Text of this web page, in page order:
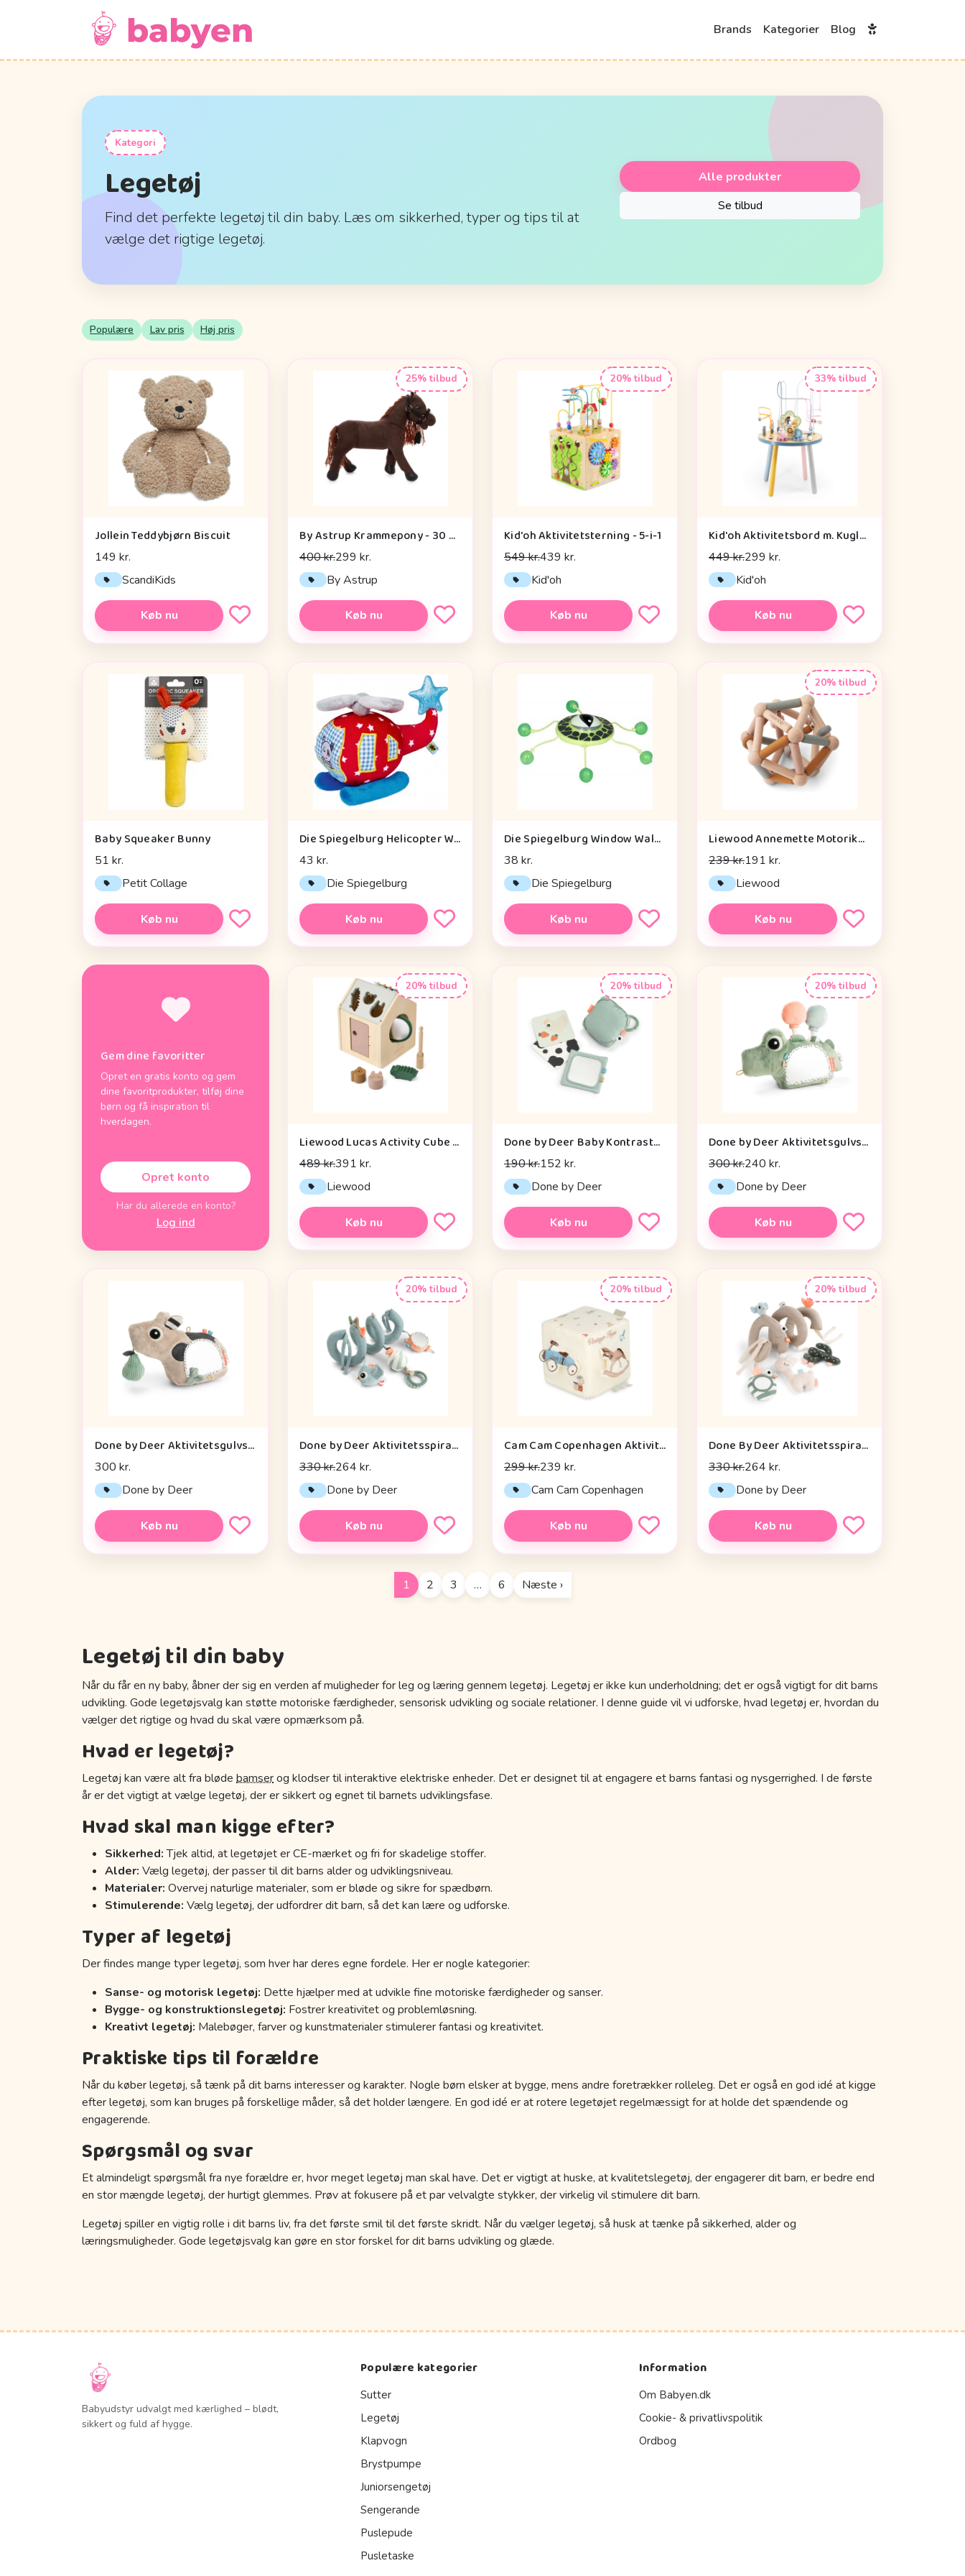
Brands Kategorier Blog
Kategori
Legetøj
Find det perfekte legetøj til din baby. Læs om sikkerhed, typer og tips til at
vælge det rigtige legetøj.
Alle produkter
Se tilbud
Populære Lav pris Høj pris
Jollein Teddybjørn Biscuit
149 kr.
ScandiKids
Køb nu
25% tilbud
By Astrup Krammepony - 30 cm. - Pixie - Brun
400 kr.299 kr.
By Astrup
Køb nu
20% tilbud
Kid'oh Aktivitetsterning - 5-i-1
549 kr.439 kr.
Kid'oh
Køb nu
33% tilbud
Kid'oh Aktivitetsbord m. Kuglespiraler
449 kr.299 kr.
Kid'oh
Køb nu
Baby Squeaker Bunny
51 kr.
Petit Collage
Køb nu
Die Spiegelburg Helicopter With Vibration Module Baby Charms - Legetøj
43 kr.
Die Spiegelburg
Køb nu
Die Spiegelburg Window Walker Wild+cool - Legetøj
38 kr.
Die Spiegelburg
Køb nu
20% tilbud
Liewood Annemette Motorikbold - Mustard Multi Mix
239 kr.191 kr.
Liewood
Køb nu
Gem dine favoritter
Opret en gratis konto og gem
dine favoritprodukter, tilføj dine
børn og få inspiration til
hverdagen.
Opret konto
Har du allerede en konto?
Log ind
20% tilbud
Liewood Lucas Activity Cube - Tuscany Rose Multi Mix
489 kr.391 kr.
Liewood
Køb nu
20% tilbud
Done by Deer Baby Kontrastkortholder - Tiny Farm - Grøn
190 kr.152 kr.
Done by Deer
Køb nu
20% tilbud
Done by Deer Aktivitetsgulvspejl - Croco - Grøn
300 kr.240 kr.
Done by Deer
Køb nu
Done by Deer Aktivitetsgulvspejl - Dotti - Sand
300 kr.
Done by Deer
Køb nu
20% tilbud
Done by Deer Aktivitetsspiral - Celebration - Blå
330 kr.264 kr.
Done by Deer
Køb nu
20% tilbud
Cam Cam Copenhagen Aktivitetsterning - OCS - Vintage Toys
299 kr.239 kr.
Cam Cam Copenhagen
Køb nu
20% tilbud
Done By Deer Aktivitetsspiral - Lalee Sand
330 kr.264 kr.
Done by Deer
Køb nu
1 2 3 … 6 Næste ›
Legetøj til din baby
Når du får en ny baby, åbner der sig en verden af muligheder for leg og læring gennem legetøj. Legetøj er ikke kun underholdning; det er også vigtigt for dit barns
udvikling. Gode legetøjsvalg kan støtte motoriske færdigheder, sensorisk udvikling og sociale relationer. I denne guide vil vi udforske, hvad legetøj er, hvordan du
vælger det rigtige og hvad du skal være opmærksom på.
Hvad er legetøj?
Legetøj kan være alt fra bløde bamserog klodser til interaktive elektriske enheder. Det er designet til at engagere et barns fantasi og nysgerrighed. I de første
år er det vigtigt at vælge legetøj, der er sikkert og egnet til barnets udviklingsfase.
Hvad skal man kigge efter?
Sikkerhed:Tjek altid, at legetøjet er CE-mærket og fri for skadelige stoffer.
Alder: Vælg legetøj, der passer til dit barns alder og udviklingsniveau.
Materialer: Overvej naturlige materialer, som er bløde og sikre for spædbørn.
Stimulerende: Vælg legetøj, der udfordrer dit barn, så det kan lære og udforske.
Typer af legetøj
Der findes mange typer legetøj, som hver har deres egne fordele. Her er nogle kategorier:
Sanse- og motorisk legetøj: Dette hjælper med at udvikle fine motoriske færdigheder og sanser.
Bygge- og konstruktionslegetøj: Fostrer kreativitet og problemløsning.
Kreativt legetøj: Malebøger, farver og kunstmaterialer stimulerer fantasi og kreativitet.
Praktiske tips til forældre
Når du køber legetøj, så tænk på dit barns interesser og karakter. Nogle børn elsker at bygge, mens andre foretrækker rolleleg. Det er også en god idé at kigge
efter legetøj, som kan bruges på forskellige måder, så det holder længere. En god idé er at rotere legetøjet regelmæssigt for at holde det spændende og
engagerende.
Spørgsmål og svar
Et almindeligt spørgsmål fra nye forældre er, hvor meget legetøj man skal have. Det er vigtigt at huske, at kvalitetslegetøj, der engagerer dit barn, er bedre end
en stor mængde legetøj, der hurtigt glemmes. Prøv at fokusere på et par velvalgte stykker, der virkelig vil stimulere dit barn.
Legetøj spiller en vigtig rolle i dit barns liv, fra det første smil til det første skridt. Når du vælger legetøj, så husk at tænke på sikkerhed, alder og
læringsmuligheder. Gode legetøjsvalg kan gøre en stor forskel for dit barns udvikling og glæde.
Babyudstyr udvalgt med kærlighed – blødt,
sikkert og fuld af hygge.
Populære kategorier
Sutter
Legetøj
Klapvogn
Brystpumpe
Juniorsengetøj
Sengerande
Puslepude
Pusletaske
Information
Om Babyen.dk
Cookie- & privatlivspolitik
Ordbog